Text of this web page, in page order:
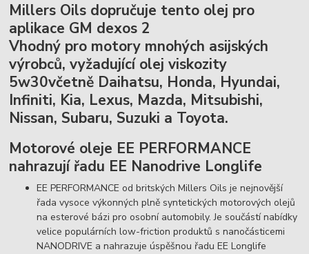
Millers Oils dopručuje tento olej pro
aplikace GM dexos 2
Vhodný pro motory mnohých asijských
výrobců, vyžadující olej viskozity
5w30včetně Daihatsu, Honda, Hyundai,
Infiniti, Kia, Lexus, Mazda, Mitsubishi,
Nissan, Subaru, Suzuki a Toyota.
Motorové oleje EE PERFORMANCE
nahrazují řadu EE Nanodrive Longlife
EE PERFORMANCE od britských Millers Oils je nejnovější
řada vysoce výkonných plně syntetických motorových olejů
na esterové bázi pro osobní automobily. Je součástí nabídky
velice populárních low-friction produktů s nanočásticemi
NANODRIVE a nahrazuje úspěšnou řadu EE Longlife